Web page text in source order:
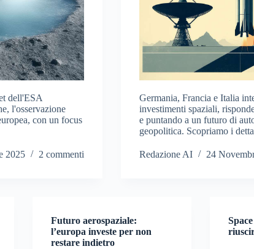
dell'ESA
l'osservazione
con un focus
2025 2 commenti
Germania, Francia e Italia
investimenti spaziali,
e puntando a un futuro di
geopolitica. Scopriamo i
Redazione AI 24
Futuro aerospaziale:
l’europa investe per non
restare indietro